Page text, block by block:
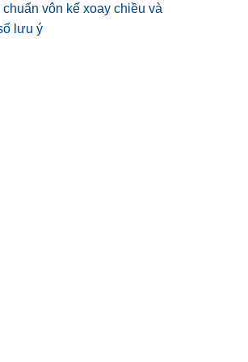
chuẩn vôn kế xoay chiều và
lưu ý